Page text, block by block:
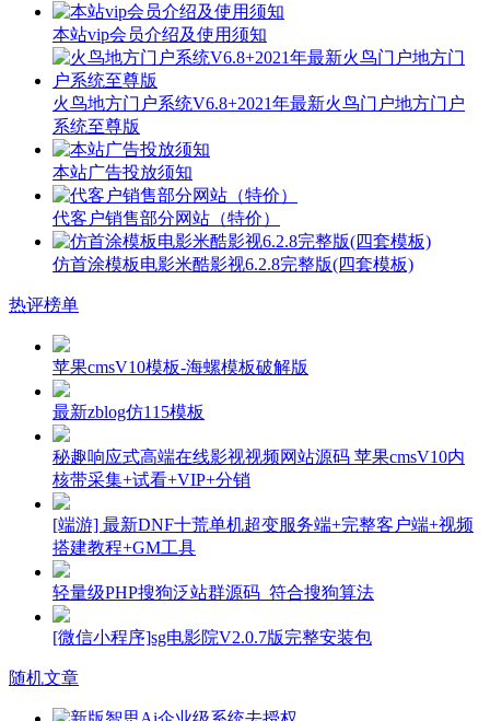
本站vip会员介绍及使用须知
火鸟地方门户系统V6.8+2021年最新火鸟门户地方门户
系统至尊版
本站广告投放须知
代客户销售部分网站（特价）
仿首涂模板电影米酷影视6.2.8完整版(四套模板)
热评榜单
苹果cmsV10模板-海螺模板破解版
最新zblog仿115模板
秘趣响应式高端在线影视视频网站源码 苹果cmsV10内
核带采集+试看+VIP+分销
[端游] 最新DNF十荒单机超变服务端+完整客户端+视频
搭建教程+GM工具
轻量级PHP搜狗泛站群源码_符合搜狗算法
[微信小程序]sg电影院V2.0.7版完整安装包
随机文章